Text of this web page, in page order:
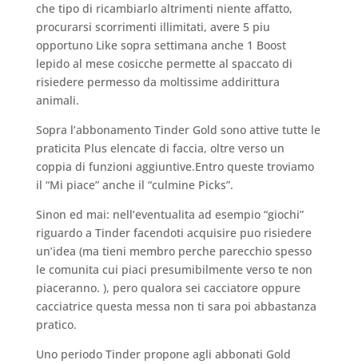
che tipo di ricambiarlo altrimenti niente affatto,
procurarsi scorrimenti illimitati, avere 5 piu
opportuno Like sopra settimana anche 1 Boost
lepido al mese cosicche permette al spaccato di
risiedere permesso da moltissime addirittura
animali.
Sopra l’abbonamento Tinder Gold sono attive tutte le
praticita Plus elencate di faccia, oltre verso un
coppia di funzioni aggiuntive.Entro queste troviamo
il “Mi piace” anche il “culmine Picks”.
Sinon ed mai: nell’eventualita ad esempio “giochi”
riguardo a Tinder facendoti acquisire puo risiedere
un’idea (ma tieni membro perche parecchio spesso
le comunita cui piaci presumibilmente verso te non
piaceranno. ), pero qualora sei cacciatore oppure
cacciatrice questa messa non ti sara poi abbastanza
pratico.
Uno periodo Tinder propone agli abbonati Gold